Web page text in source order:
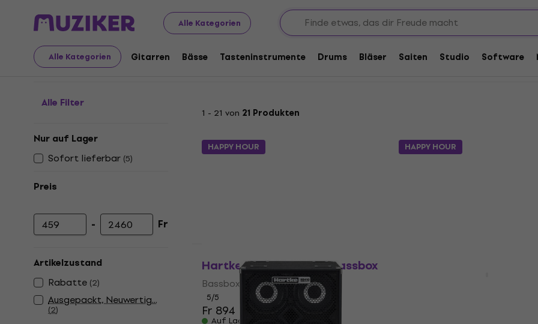
Alle Kategorien
Alle Kategorien Gitarren Bässe Tasteninstrumente Drums Bläser Saiten Studio Software
Musikinstrumente Bässe Bass Boxen Bass Boxen mit 4x Lautsprecher
Bass Boxen mit 4x Lautsprecher
Alle Filter
Nur auf Lager
Sofort lieferbar (5)
Preis
Mindestpreis
- HöchstpreisFr
Artikelzustand
Rabatte (2)
Ausgepackt, Neuwertig...
(2)
1 - 21 von 21 Produkten
HAPPY HOUR
Hartke HyDrive HD410 Bassbox
Bassbox
5/5
Fr 894
Auf Lager
HAPPY HOUR